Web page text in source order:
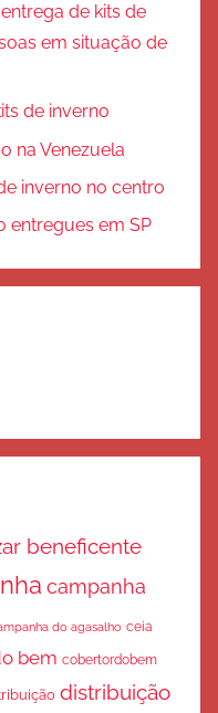
de kits de
em situação de
de inverno
na Venezuela
inverno no centro
entregues em SP
beneficente
campanha
do agasalho ceia
bem cobertordobem
distribuição